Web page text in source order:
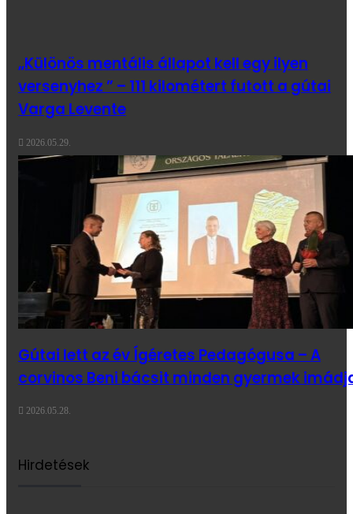
„Különös mentális állapot kell egy ilyen
versenyhez ” – 111 kilométert futott a gútai
Varga Levente
2026.05.29.
Gútai lett az év Ígéretes Pedagógusa – A
corvinos Beni bácsit minden gyermek
2026.05.28.
Hirdetések